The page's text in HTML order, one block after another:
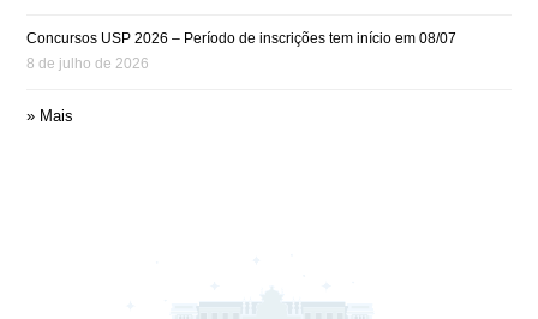
Concursos USP 2026 – Período de inscrições tem início em 08/07
8 de julho de 2026
» Mais